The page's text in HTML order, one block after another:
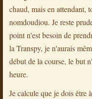
chaud, mais en attendant,
nomdoudiou. Je reste
point n'est besoin de
la Transpy, je n'aurais
début de la course, le but
heure.
Je calcule que je dois être